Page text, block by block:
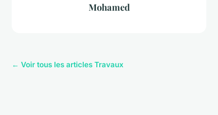
Mohamed
← Voir tous les articles Travaux